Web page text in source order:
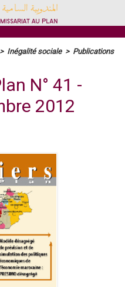
> Inégalité sociale > Publications
N° 41 -
2012